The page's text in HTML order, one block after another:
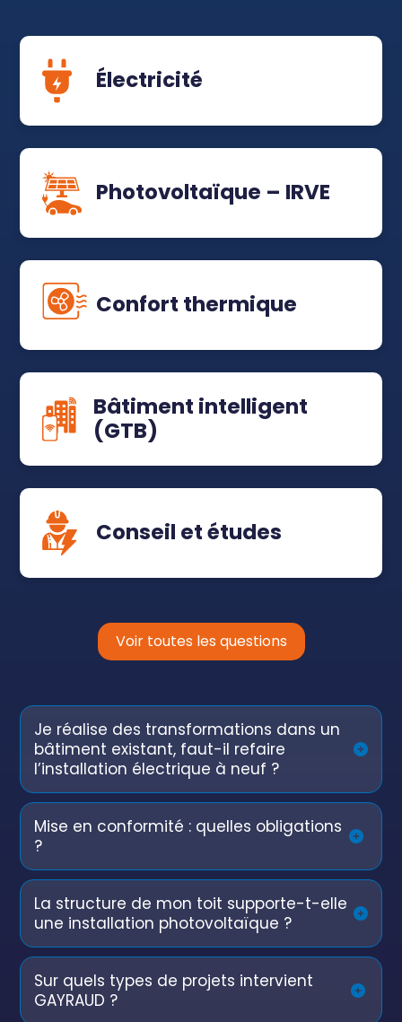
Électricité
Photovoltaïque – IRVE
Confort thermique
Bâtiment intelligent
(GTB)
Conseil et études
Voir toutes les questions
Je réalise des transformations dans un
bâtiment existant, faut-il refaire
l’installation électrique à neuf ?
Mise en conformité : quelles obligations
?
La structure de mon toit supporte-t-elle
une installation photovoltaïque ?
Sur quels types de projets intervient
GAYRAUD ?